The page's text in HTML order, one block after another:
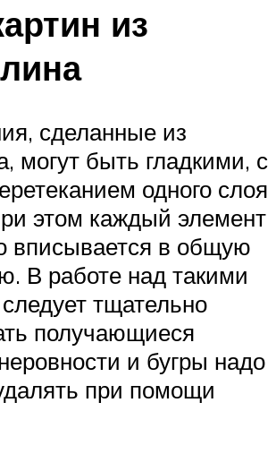
из
сделанные из
могут быть гладкими, с
одного слоя
этом каждый элемент
вписывается в общую
В работе над такими
тщательно
получающиеся
и бугры надо
при помощи